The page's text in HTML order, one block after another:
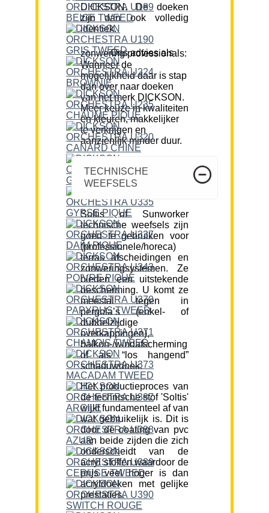
DICKSON. De doeken
zijn dan ook volledig
identiek.
Ons advies als zonwering professionals:
Wanneer de
mogelijkheid daar is stap
dan over naar doeken
van het merk DICKSON.
Meer keuze in kwaliteiten
en kleuren, makkelijker
te verkrijgen en
aanzienlijk minder duur.
TECHNISCHE
WEEFSELS
Soltis of Sunworker
technische weefsels zijn
goed te gebruiken voor
(professionele/horeca)
terras afscheidingen en
zonweringsystemen. Ze
bieden een uitstekende
bescherming. U komt ze
meestal tegen in
pergola’s (enkel- of
dubbelzijdige
overkappingen),
balkon-/windafscherming
of als “los hangend”
schaduwdoek.
Het productieproces van
de technische stof 'Soltis'
wijkt fundamenteel af van
wat gebruikelijk is. Dit is
door de coating van pvc
aan beide zijden die zich
onderscheidt van de
acryl stoffen waardoor de
prijs veel hoger is dan
acryldoeken met gelijke
prestaties.